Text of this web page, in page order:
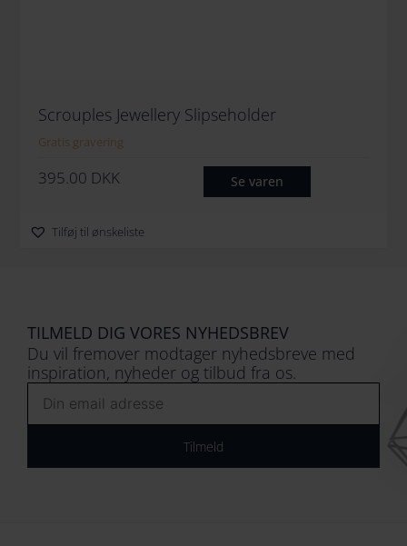
Scrouples Jewellery Slipseholder
Gratis gravering
395.00 DKK Se varen
Tilføj til ønskeliste
TILMELD DIG VORES NYHEDSBREV
Du vil fremover modtager nyhedsbreve med
inspiration, nyheder og tilbud fra os.
Email
Tilmeld